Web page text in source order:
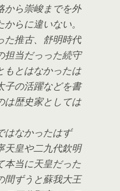
から崇峻までを外
らに違いない。
た推古、舒明時代
担当だっった続守
もとはなかったは
子の活躍などを書
は歴史家としては
はなかったはず
天皇や二九代欽明
本当に天皇だった
間ずうと蘇我大王